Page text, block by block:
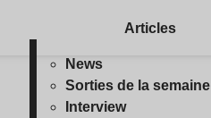
Articles
News
Sorties de la semaine
Interview